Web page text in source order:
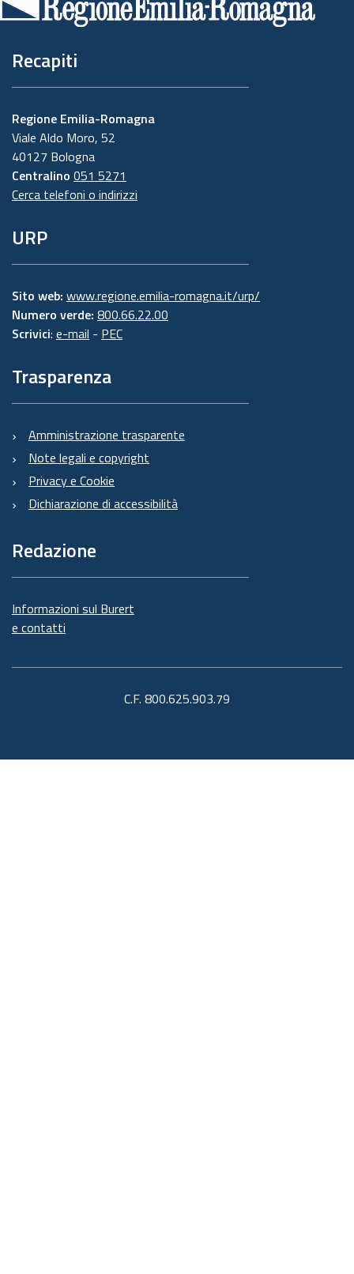
pagina
Recapiti
Regione Emilia-Romagna
Viale Aldo Moro, 52
40127 Bologna
Centralino 051 5271
Cerca telefoni o indirizzi
URP
Sito web: www.regione.emilia-romagna.it/urp/
Numero verde: 800.66.22.00
Scrivici: e-mail - PEC
Trasparenza
Amministrazione trasparente
Note legali e copyright
Privacy e Cookie
Dichiarazione di accessibilità
Redazione
Informazioni sul Burert
e contatti
C.F. 800.625.903.79